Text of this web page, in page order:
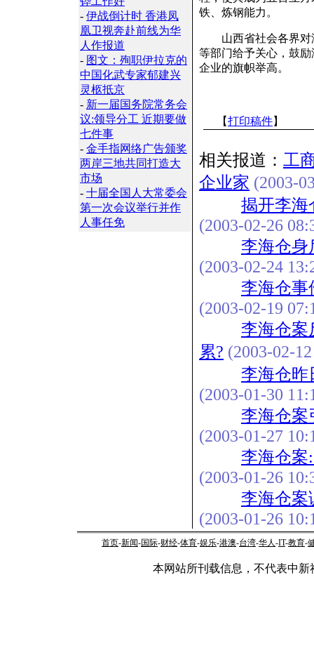
- 伊战倒计时 香港凤
凰卫视奔赴前线为华
人作报道
- 图文：殉职伊拉克的
中国化武专家郁建兴
灵柩抵京
- 新一届国务院常务会
议:领导分工 近期要做
七件事
- 金手指网络广告颁奖
两岸三地共同打造大
市场
- 十届全国人大常委会
第一次会议举行并作
人事任免
铁、炼钢能力。
山西省社会各界对
等部门给予关心，鼓
企业的旗帜举高。
【打印稿件】
相关报道： 工
企业家 (2003-
揭开李海
(2003-02-26
李海仓身
(2003-02-24
李海仓事
(2003-02-19
李海仓案
累? (2003-02-
李海仓昨
(2003-01-30
李海仓案
(2003-01-27
李海仓案
(2003-01-26
李海仓案
(2003-01-26
首页-新闻-国际-财经-体育-娱乐-港澳-台湾-华人-IT-教育-
本网站所刊载信息，不代表中